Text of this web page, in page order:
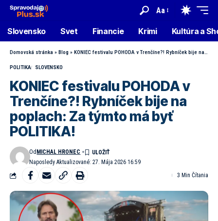
Aa
Slovensko Svet Financie Krimi Kultúra a
Domovská stránka » Blog » KONIEC festivalu POHODA v Trenčíne?! Rybníček bije na poplach: Za týmto má byť POLITIKA!
POLITIKA SLOVENSKO
KONIEC festivalu POHODA v
Trenčíne?! Rybníček bije na
poplach: Za týmto má byť
POLITIKA!
Naposledy Aktualizované: 27. Mája 2026 16:59
Od MICHAL HRONEC
3 Min Čítania